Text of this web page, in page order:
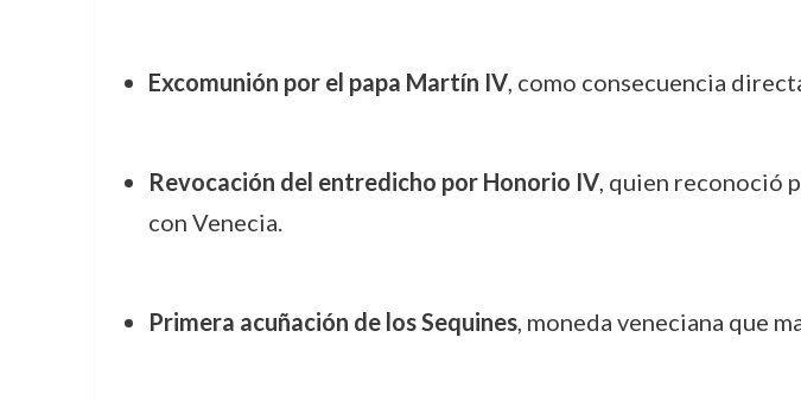
Excomunión por el papa Martín IV, como consecuencia
Revocación del entredicho por Honorio IV, quien reconoció
con Venecia.
Primera acuñación de los Sequines, moneda veneciana que